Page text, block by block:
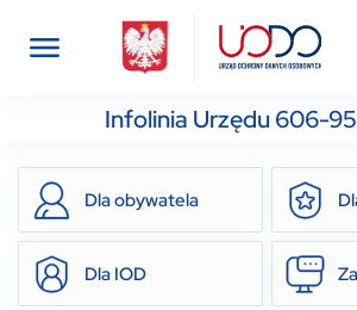
Infolinia Urzędu 606-
Dla obywatela
Dla IOD